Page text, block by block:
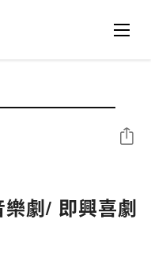
劇/ 即興喜劇
Share